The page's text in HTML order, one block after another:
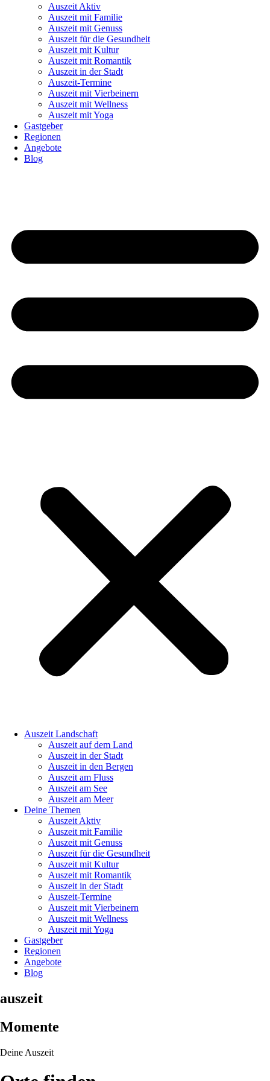
Auszeit Aktiv
Auszeit mit Familie
Auszeit mit Genuss
Auszeit für die Gesundheit
Auszeit mit Kultur
Auszeit mit Romantik
Auszeit in der Stadt
Auszeit-Termine
Auszeit mit Vierbeinern
Auszeit mit Wellness
Auszeit mit Yoga
Gastgeber
Regionen
Angebote
Blog
Auszeit Landschaft
Auszeit auf dem Land
Auszeit in der Stadt
Auszeit in den Bergen
Auszeit am Fluss
Auszeit am See
Auszeit am Meer
Deine Themen
Auszeit Aktiv
Auszeit mit Familie
Auszeit mit Genuss
Auszeit für die Gesundheit
Auszeit mit Kultur
Auszeit mit Romantik
Auszeit in der Stadt
Auszeit-Termine
Auszeit mit Vierbeinern
Auszeit mit Wellness
Auszeit mit Yoga
Gastgeber
Regionen
Angebote
Blog
auszeit
Momente
Deine Auszeit